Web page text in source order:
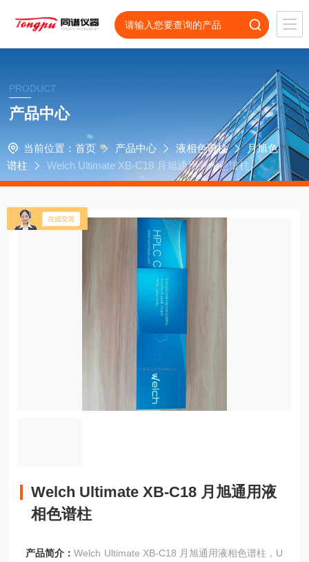
PRODUCT
产品中心
当前位置： 首页 产品中心 液相色谱柱
月旭色
谱柱
Welch Ultimate XB-C18 月旭通用液相色谱柱
Welch Ultimate XB-C18 月旭通用液
相色谱柱
产品简介：Welch Ultimate XB-C18 月旭通用液相色谱柱，U